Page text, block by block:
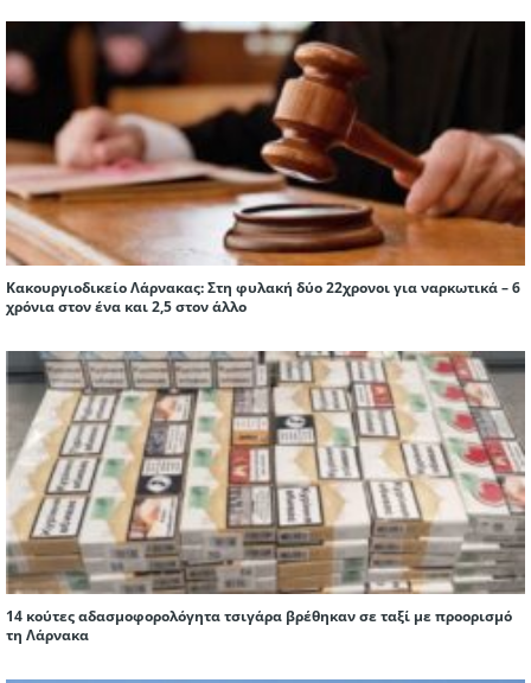
Κακουργιοδικείο Λάρνακας: Στη φυλακή δύο 22χρονοι για ναρκωτικά – 6
χρόνια στον ένα και 2,5 στον άλλο
14 κούτες αδασμοφορολόγητα τσιγάρα βρέθηκαν σε ταξί με προορισμό
τη Λάρνακα